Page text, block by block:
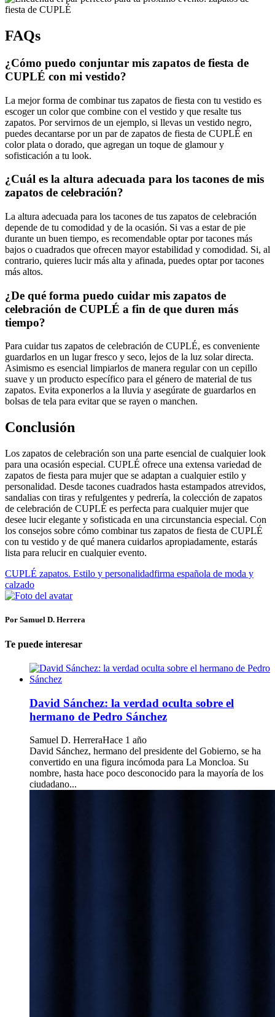
FAQs
¿Cómo puedo conjuntar mis zapatos de fiesta de
CUPLÉ con mi vestido?
La mejor forma de combinar tus zapatos de fiesta con tu vestido es
escoger un color que combine con el vestido y que resalte tus
zapatos. Por servirnos de un ejemplo, si llevas un vestido negro,
puedes decantarse por un par de zapatos de fiesta de CUPLÉ en
color plata o dorado, que agregan un toque de glamour y
sofisticación a tu look.
¿Cuál es la altura adecuada para los tacones de mis
zapatos de celebración?
La altura adecuada para los tacones de tus zapatos de celebración
depende de tu comodidad y de la ocasión. Si vas a estar de pie
durante un buen tiempo, es recomendable optar por tacones más
bajos o cuadrados que ofrecen mayor estabilidad y comodidad. Si, al
contrario, quieres lucir más alta y afinada, puedes optar por tacones
más altos.
¿De qué forma puedo cuidar mis zapatos de
celebración de CUPLÉ a fin de que duren más
tiempo?
Para cuidar tus zapatos de celebración de CUPLÉ, es conveniente
guardarlos en un lugar fresco y seco, lejos de la luz solar directa.
Asimismo es esencial limpiarlos de manera regular con un cepillo
suave y un producto específico para el género de material de tus
zapatos. Evita exponerlos a la lluvia y asegúrate de guardarlos en
bolsas de tela para evitar que se rayen o manchen.
Conclusión
Los zapatos de celebración son una parte esencial de cualquier look
para una ocasión especial. CUPLÉ ofrece una extensa variedad de
zapatos de fiesta para mujer que se adaptan a cualquier estilo y
personalidad. Desde tacones cuadrados hasta estampados atrevidos,
sandalias con tiras y refulgentes y pedrería, la colección de zapatos
de celebración de CUPLÉ es perfecta para cualquier mujer que
desee lucir elegante y sofisticada en una circunstancia especial. Con
los consejos sobre cómo combinar tus zapatos de fiesta de CUPLÉ
con tu vestido y de qué manera cuidarlos apropiadamente, estarás
lista para relucir en cualquier evento.
CUPLÉ zapatos. Estilo y personalidadfirma española de moda y
calzado
Por Samuel D. Herrera
Te puede interesar
David Sánchez: la verdad oculta sobre el
hermano de Pedro Sánchez
Samuel D. HerreraHace 1 año
David Sánchez, hermano del presidente del Gobierno, se ha
convertido en una figura incómoda para La Moncloa. Su
nombre, hasta hace poco desconocido para la mayoría de los
ciudadano...